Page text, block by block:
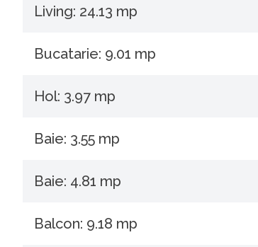
Living: 24.13 mp
Bucatarie: 9.01 mp
Hol: 3.97 mp
Baie: 3.55 mp
Baie: 4.81 mp
Balcon: 9.18 mp